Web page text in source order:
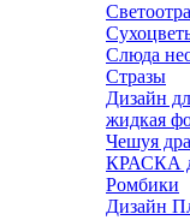
Слюда
Стразы
Дизайн
жидкая
Чешуя
КРАСКА
Ромбики
Дизайн